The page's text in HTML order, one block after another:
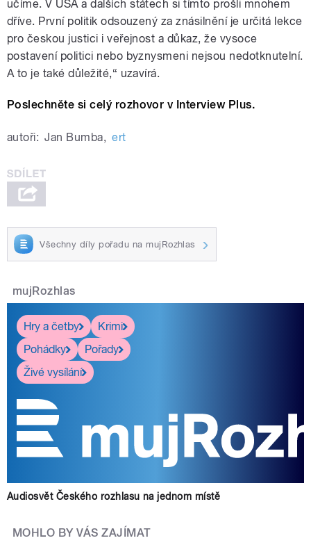
učíme. V USA a dalších státech si tímto prošli mnohem
dříve. První politik odsouzený za znásilnění je určitá lekce
pro českou justici i veřejnost a důkaz, že vysoce
postavení politici nebo byznysmeni nejsou nedotknutelní.
A to je také důležité,“ uzavírá.
Poslechněte si celý rozhovor v Interview Plus.
autoři: Jan Bumba, ert
Všechny díly pořadu na mujRozhlas
mujRozhlas
Hry a četby
Krimi
Pohádky
Pořady
Živé vysílání
Audiosvět Českého rozhlasu na jednom místě
MOHLO BY VÁS ZAJÍMAT